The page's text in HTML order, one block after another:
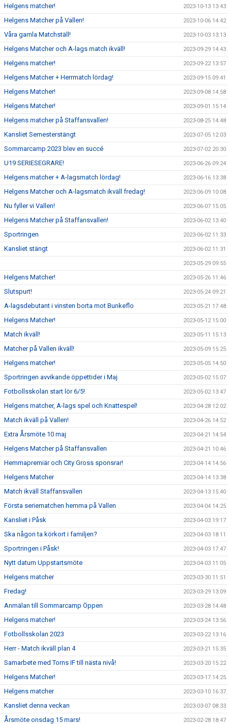
Helgens matcher! 2023-10-13 13:43
Helgens Matcher på Vallen! 2023-10-06 14:42
Våra gamla Matchställ! 2023-10-03 13:13
Helgens Matcher och A-lags match ikväll! 2023-09-29 14:43
Helgens matcher! 2023-09-22 13:57
Helgens Matcher + Herrmatch lördag! 2023-09-15 09:41
Helgens Matcher! 2023-09-08 14:58
Helgens Matcher! 2023-09-01 15:14
Helgens matcher på Staffansvallen! 2023-08-25 14:48
Kansliet Semesterstängt 2023-07-05 12:03
Sommarcamp 2023 blev en succé 2023-07-02 20:30
U19 SERIESEGRARE! 2023-06-26 09:24
Helgens matcher + A-lagsmatch lördag! 2023-06-16 13:38
Helgens Matcher och A-lagsmatch ikväll fredag! 2023-06-09 10:08
Nu fyller vi Vallen! 2023-06-07 15:05
Helgens Matcher på Staffansvallen! 2023-06-02 13:40
Sportringen 2023-06-02 11:33
Kansliet stängt 2023-06-02 11:31
2023-05-29 09:55
Helgens Matcher! 2023-05-26 11:46
Slutspurt! 2023-05-24 09:21
A-lagsdebutant i vinsten borta mot Bunkeflo 2023-05-21 17:48
Helgens Matcher! 2023-05-12 15:00
Match ikväll! 2023-05-11 15:13
Matcher på Vallen ikväll! 2023-05-09 15:25
Helgens matcher! 2023-05-05 14:50
Sportringen avvikande öppettider i Maj 2023-05-02 15:07
Fotbollsskolan start lör 6/5! 2023-05-02 13:47
Helgens matcher, A-lags spel och Knattespel! 2023-04-28 12:02
Match ikväll på Vallen! 2023-04-26 14:52
Extra Årsmöte 10 maj 2023-04-21 14:54
Helgens Matcher på Staffansvallen 2023-04-21 10:46
Hemmapremiär och City Gross sponsrar! 2023-04-14 14:56
Helgens Matcher 2023-04-14 13:38
Match ikväll Staffansvallen 2023-04-13 15:40
Första seriematchen hemma på Vallen 2023-04-04 14:25
Kansliet i Påsk 2023-04-03 19:17
Ska någon ta körkort i familjen? 2023-04-03 18:11
Sportringen i Påsk! 2023-04-03 17:47
Nytt datum Uppstartsmöte 2023-04-03 11:05
Helgens matcher 2023-03-30 11:51
Fredag! 2023-03-29 13:09
Anmälan till Sommarcamp Öppen 2023-03-28 14:48
Helgens matcher! 2023-03-24 13:56
Fotbollsskolan 2023 2023-03-22 13:16
Herr - Match ikväll plan 4 2023-03-21 15:35
Samarbete med Torns IF till nästa nivå! 2023-03-20 15:22
Helgens Matcher! 2023-03-17 14:25
Helgens matcher 2023-03-10 16:37
Kansliet denna veckan 2023-03-07 08:33
Årsmöte onsdag 15 mars! 2023-02-28 18:47